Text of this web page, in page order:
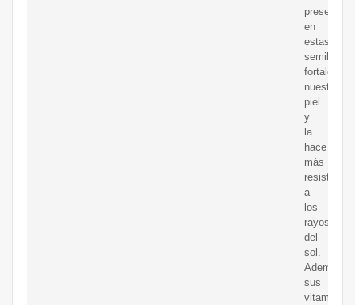
presente
en
estas
semillas
fortalece
nuestra
piel
y
la
hace
más
resistente
a
los
rayos
del
sol.
Además,
sus
vitaminas